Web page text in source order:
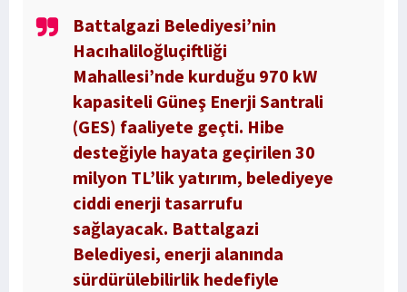
Battalgazi Belediyesi’nin
Hacıhaliloğluçiftliği
Mahallesi’nde kurduğu 970 kW
kapasiteli Güneş Enerji Santrali
(GES) faaliyete geçti. Hibe
desteğiyle hayata geçirilen 30
milyon TL’lik yatırım, belediyeye
ciddi enerji tasarrufu
sağlayacak. Battalgazi
Belediyesi, enerji alanında
sürdürülebilirlik hedefiyle